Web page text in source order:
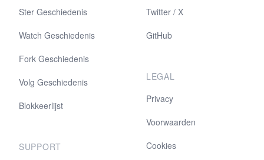
Ster Geschiedenis
Watch Geschiedenis
Fork Geschiedenis
Volg Geschiedenis
Blokkeerlijst
SUPPORT
Twitter / X
GitHub
LEGAL
Privacy
Voorwaarden
Cookies